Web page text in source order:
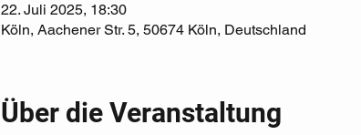
22. Juli 2025, 18:30
Köln, Aachener Str. 5, 50674 Köln, Deutschland
Über die Veranstaltung